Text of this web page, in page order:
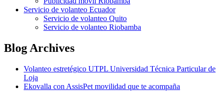
Servicio de volanteo Ecuador
Servicio de volanteo Quito
Servicio de volanteo Riobamba
Blog Archives
Volanteo estretégico UTPL Universidad Técnica Particular de
Loja
Ekovalla con AssisPet movilidad que te acompaña